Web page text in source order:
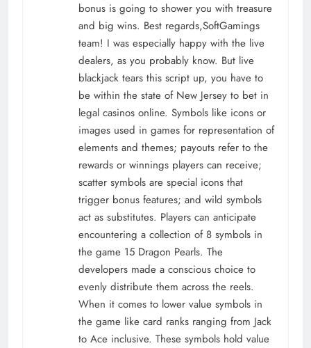
bonus is going to shower you with treasure
and big wins. Best regards,SoftGamings
team! I was especially happy with the live
dealers, as you probably know. But live
blackjack tears this script up, you have to
be within the state of New Jersey to bet in
legal casinos online. Symbols like icons or
images used in games for representation of
elements and themes; payouts refer to the
rewards or winnings players can receive;
scatter symbols are special icons that
trigger bonus features; and wild symbols
act as substitutes. Players can anticipate
encountering a collection of 8 symbols in
the game 15 Dragon Pearls. The
developers made a conscious choice to
evenly distribute them across the reels.
When it comes to lower value symbols in
the game like card ranks ranging from Jack
to Ace inclusive. These symbols hold value